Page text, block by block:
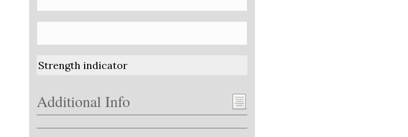
Strength indicator
Additional Info